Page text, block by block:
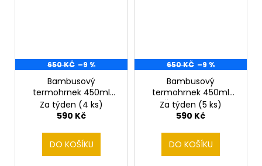
650 KČ –9 %
Bambusový
termohrnek 450ml
COOL Buldog
Za týden (4 ks)
590 Kč
DO KOŠÍKU
650 KČ –9 %
Bambusový
termohrnek 450ml
Český Fousek
Za týden (5 ks)
590 Kč
DO KOŠÍKU